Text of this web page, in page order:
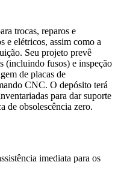
trocas, reparos e
e elétricos, assim como a
Seu projeto prevê
(incluindo fusos) e inspeção
de placas de
CNC. O depósito terá
para dar suporte
de obsolescência zero.
imediata para os